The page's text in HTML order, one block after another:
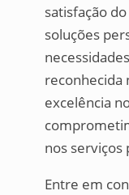
satisfação
soluções
reconhecida
excelência
nos serviços
Entre em